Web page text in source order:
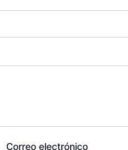
Correo electrónico